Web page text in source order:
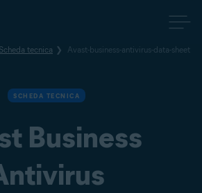
Scheda tecnica Avast-business-antivirus-data-sheet
SCHEDA TECNICA
Business